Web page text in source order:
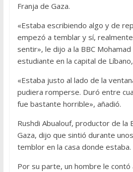
Franja de Gaza.
«Estaba escribiendo algo y de
empezó a temblar y sí,
sentir», le dijo a la BBC Mohamad
estudiante en la capital de
«Estaba justo al lado de la
pudiera romperse. Duró entre
fue bastante horrible», añadió.
Rushdi Abualouf, productor de la
Gaza, dijo que sintió durante
temblor en la casa donde estaba.
Por su parte, un hombre le contó